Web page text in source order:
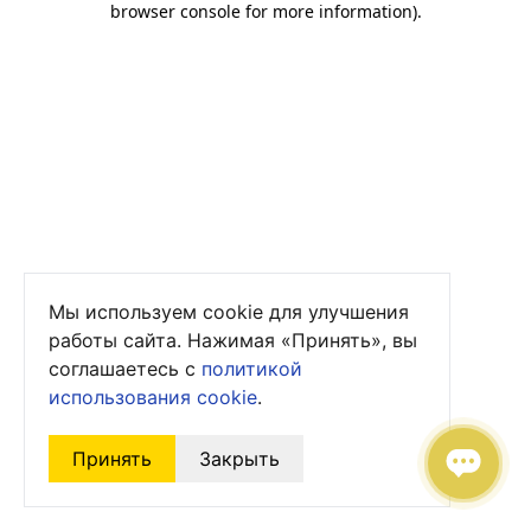
browser console for more information).
Мы используем cookie для улучшения
работы сайта. Нажимая «Принять», вы
соглашаетесь с политикой
использования cookie.
Принять Закрыть